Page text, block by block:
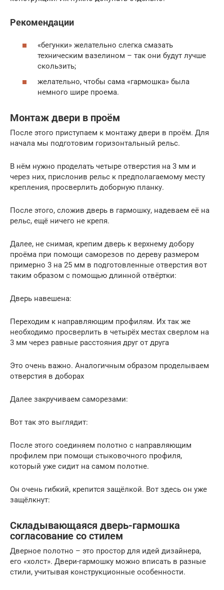
Рекомендации
«бегунки» желательно слегка смазать
техническим вазелином – так они будут лучше
скользить;
желательно, чтобы сама «гармошка» была
немного шире проема.
Монтаж двери в проём
После этого приступаем к монтажу двери в проём. Для
начала мы подготовим горизонтальный рельс.
В нём нужно проделать четыре отверстия на 3 мм и
через них, прислонив рельс к предполагаемому месту
крепления, просверлить доборную планку.
После этого, сложив дверь в гармошку, надеваем её на
рельс, ещё ничего не крепя.
Далее, не снимая, крепим дверь к верхнему добору
проёма при помощи саморезов по дереву размером
примерно 3 на 25 мм в подготовленные отверстия вот
таким образом с помощью длинной отвёртки:
Дверь навешена:
Переходим к направляющим профилям. Их так же
необходимо просверлить в четырёх местах сверлом на
3 мм через равные расстояния друг от друга
Это очень важно. Аналогичным образом проделываем
отверстия в доборах
Далее закручиваем саморезами:
Вот так это выглядит:
После этого соединяем полотно с направляющим
профилем при помощи стыковочного профиля,
который уже сидит на самом полотне.
Он очень гибкий, крепится защёлкой. Вот здесь он уже
защёлкнут:
Складывающаяся дверь-гармошка
согласование со стилем
Дверное полотно – это простор для идей дизайнера,
его «холст». Двери-гармошку можно вписать в разные
стили, учитывая конструкционные особенности.